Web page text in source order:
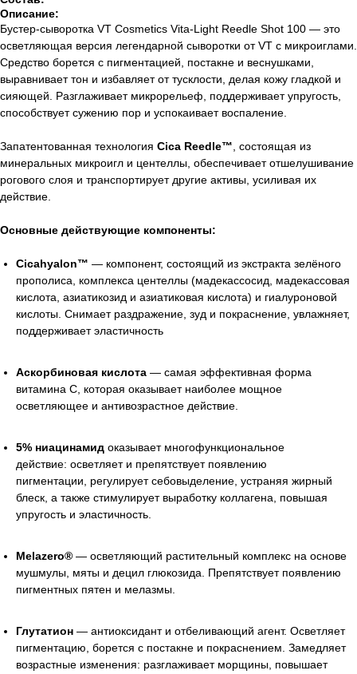
Описание:
Бустер-сыворотка VT Cosmetics Vita-Light Reedle Shot 100 — это
осветляющая версия легендарной сыворотки от VT с микроиглами.
Средство борется с пигментацией, постакне и веснушками,
выравнивает тон и избавляет от тусклости, делая кожу гладкой и
сияющей. Разглаживает микрорельеф, поддерживает упругость,
способствует сужению пор и успокаивает воспаление.
Запатентованная технология Cica Reedle™ , состоящая из
минеральных микроигл и центеллы, обеспечивает отшелушивание
рогового слоя и транспортирует другие активы, усиливая их
действие.
Основные действующие компоненты:
Cicahyalon™ — компонент, состоящий из экстракта зелёного
прополиса, комплекса центеллы (мадекассосид, мадекассовая
кислота, азиатикозид и азиатиковая кислота) и гиалуроновой
кислоты. Снимает раздражение, зуд и покраснение, увлажняет,
поддерживает эластичность
Аскорбиновая кислота — самая эффективная форма
витамина C, которая оказывает наиболее мощное
осветляющее и антивозрастное действие.
5% ниацинамид оказывает многофункциональное
действие: осветляет и препятствует появлению
пигментации, регулирует себовыделение, устраняя жирный
блеск, а также стимулирует выработку коллагена, повышая
упругость и эластичность.
Melazero® — осветляющий растительный комплекс на основе
мушмулы, мяты и децил глюкозида. Препятствует появлению
пигментных пятен и мелазмы.
Глутатион — антиоксидант и отбеливающий агент. Осветляет
пигментацию, борется с постакне и покраснением. Замедляет
возрастные изменения: разглаживает морщины, повышает